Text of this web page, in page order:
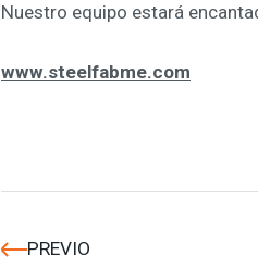
Nuestro equipo estará
www.steelfabme.com
PREVIO